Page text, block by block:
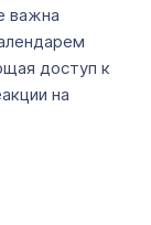
важна
доступ к
на